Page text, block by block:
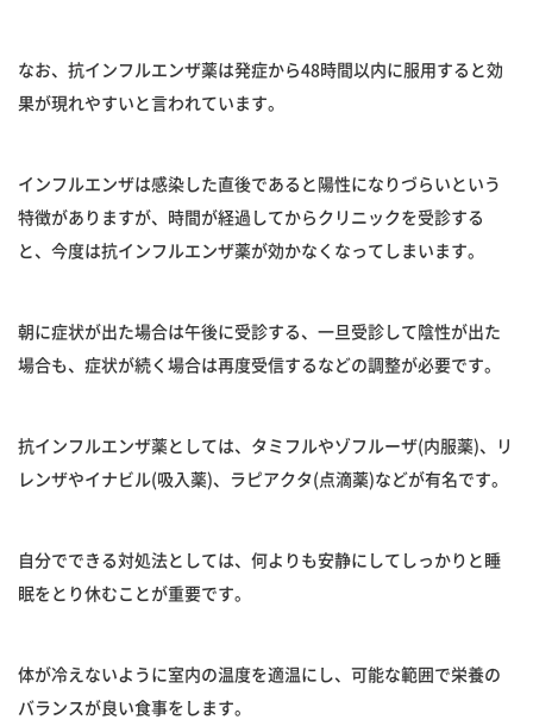
なお、抗インフルエンザ薬は発症から48時間以内に服用すると効
果が現れやすいと言われています。
インフルエンザは感染した直後であると陽性になりづらいという
特徴がありますが、時間が経過してからクリニックを受診する
と、今度は抗インフルエンザ薬が効かなくなってしまいます。
朝に症状が出た場合は午後に受診する、一旦受診して陰性が出た
場合も、症状が続く場合は再度受信するなどの調整が必要です。
抗インフルエンザ薬としては、タミフルやゾフルーザ(内服薬)、リ
レンザやイナビル(吸入薬)、ラピアクタ(点滴薬)などが有名です。
自分でできる対処法としては、何よりも安静にしてしっかりと睡
眠をとり休むことが重要です。
体が冷えないように室内の温度を適温にし、可能な範囲で栄養の
バランスが良い食事をします。